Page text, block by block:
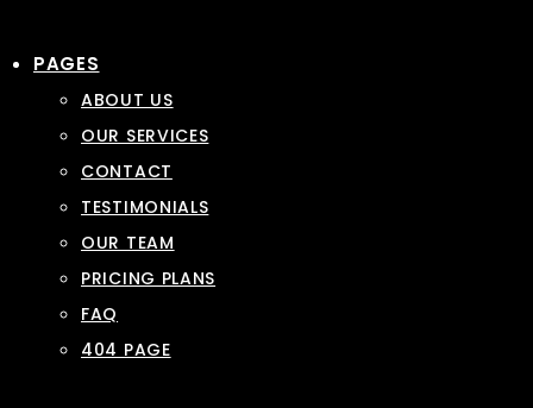
PAGES
ABOUT US
OUR SERVICES
CONTACT
TESTIMONIALS
OUR TEAM
PRICING PLANS
FAQ
404 PAGE